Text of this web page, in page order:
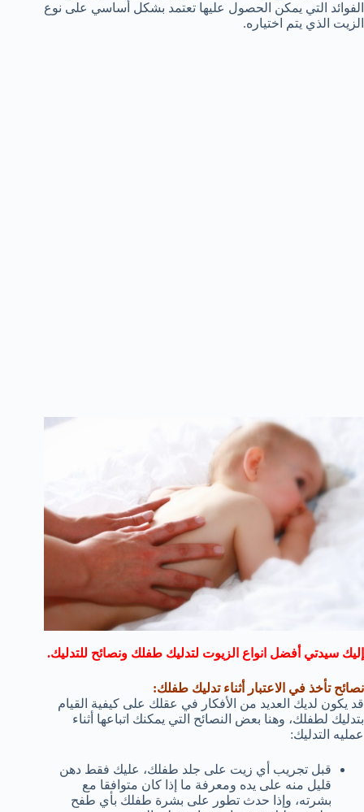
الفوائد التي يمكن الحصول عليها تعتمد بشكل أساسي على نوع
الزيت الذي يتم اختياره.
إليك سيدتي أفضل انواع الزيوت لتدليك طفلك ونصائح للتدليك.
نصائح تأخذ في الاعتبار أثناء تدليك طفلك:
قد يكون لديك العديد من الأفكار في عقلك على كيفية القيام
بتدليك لطفلك، وهنا بعض النصائح التي يمكنك اتباعها أثناء
عمليه التدليك:
قبل تجريب أي زيت على جلد طفلك، عليك فقط دهن
قليل منه على يده ومعرفة ما إذا كان متوافقا مع
بشرته، وإذا حدث تطور على بشرة طفلك بأي طفح